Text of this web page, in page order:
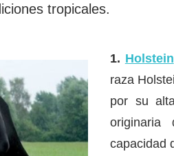
tropicales.
1. Holstein
raza
por su
originaria
capacidad